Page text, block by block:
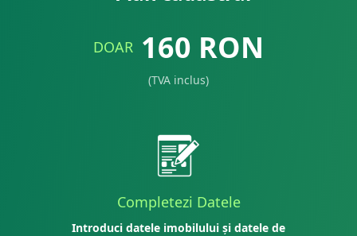
DOAR 160 RON
(TVA inclus)
Completezi Datele
Introduci datele imobilului și datele de